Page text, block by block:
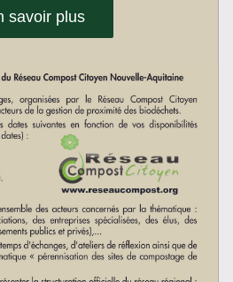
savoir plus